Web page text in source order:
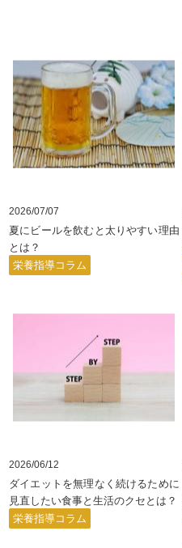
2026/07/07
夏にビールを飲むと太りやすい理由
とは？
栄養指導コラム
2026/06/12
ダイエットを無理なく続けるために
見直したい食事と生活のクセとは？
栄養指導コラム